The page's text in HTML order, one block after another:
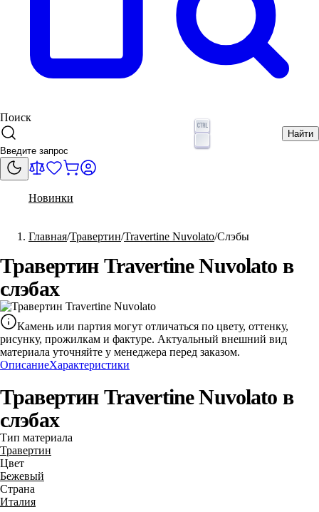
Поиск
Найти
Новинки
Главная Травертин Travertine Nuvolato Слэбы
Травертин Travertine Nuvolato в
слэбах
Камень или партия могут отличаться по цвету, оттенку,
рисунку, прожилкам и фактуре. Актуальный внешний вид
материала уточняйте у менеджера перед заказом.
ОписаниеХарактеристики
Травертин Travertine Nuvolato в
слэбах
Тип материала
Травертин
Цвет
Бежевый
Страна
Италия